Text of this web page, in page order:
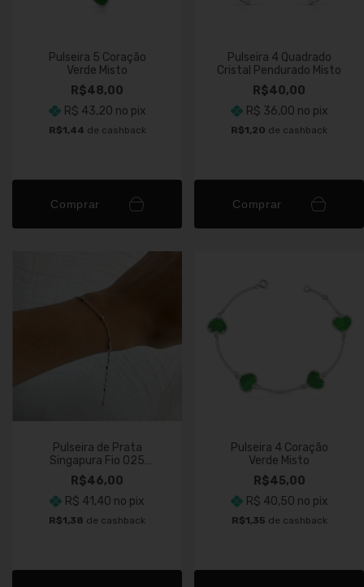
Pulseira 5 Coração
Verde Misto
R$48,00
R$ 43,20 no pix
R$1,44 de cashback
Comprar
Pulseira 4 Quadrado
Cristal Pendurado Misto
R$40,00
R$ 36,00 no pix
R$1,20 de cashback
Comprar
Pulseira de Prata
Singapura Fio 025
Bolinhas 2,5mm
R$46,00
R$ 41,40 no pix
R$1,38 de cashback
Pulseira 4 Coração
Verde Misto
R$45,00
R$ 40,50 no pix
R$1,35 de cashback